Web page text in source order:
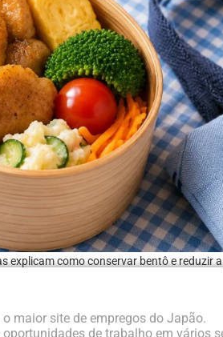
como conservar bentô e reduzir
o maior site de empregos do Japão.
oportunidades de trabalho em vários